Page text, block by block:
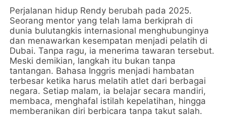
Perjalanan hidup Rendy berubah pada 2025.
Seorang mentor yang telah lama berkiprah di
dunia bulutangkis internasional menghubunginya
dan menawarkan kesempatan menjadi pelatih di
Dubai. Tanpa ragu, ia menerima tawaran tersebut.
Meski demikian, langkah itu bukan tanpa
tantangan. Bahasa Inggris menjadi hambatan
terbesar ketika harus melatih atlet dari berbagai
negara. Setiap malam, ia belajar secara mandiri,
membaca, menghafal istilah kepelatihan, hingga
memberanikan diri berbicara tanpa takut salah.